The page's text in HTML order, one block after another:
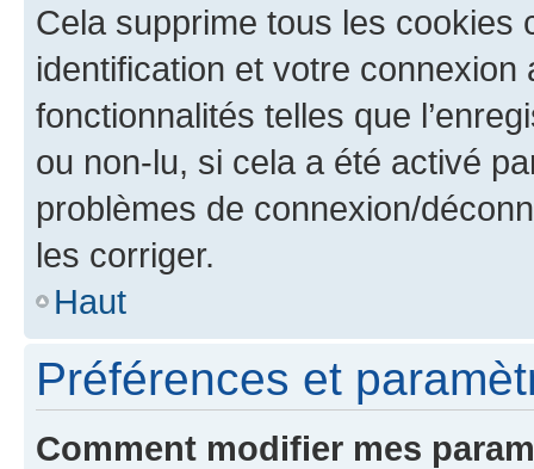
Cela supprime tous les cookies
identification et votre
fonctionnalités telles que
ou non-lu, si cela a été activé
problèmes de connexion/
les corriger.
Haut
Préférences et
Comment modifier mes